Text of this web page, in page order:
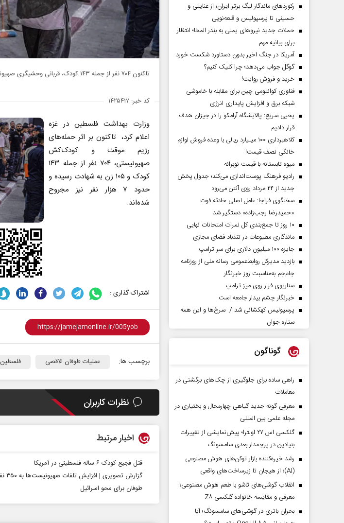
تاکنون ۷۰۴ نفر از جمله ۱۴۳ کودک، قربانی وحشیگری صهیونیست‌ها در حمله به نوار غزه شدند.
کد خبر: ۱۴۲۵۴۱۷
وزارت بهداشت فلسطین در غزه
اعلام کرد، تاکنون بر اثر حمله‌های
رژیم موقت و کودک‌کش
صهیونیستی، ۷۰۴ نفر از جمله ۱۴۳
کودک و ۱۰۵ زن به شهادت رسیده و
حدود ۷ هزار نفر نیز مجروح
شده‌اند.
اشتراک گذاری :
برچسب ها: عملیات طوفان الاقصی فلسطین
نظرات کاربران
اخبار مرتبط
قتل فجیع کودک ۶ ساله فلسطینی در آمریکا
گزارش تصویری | افزایش تلفات صهیونیست‌ها به ۳۵۰ نفر
طوفان برای محو اسرائیل
رکورد‌های ماندگار لیگ برتر ایران؛ از عنایتی و
حسینی تا پرسپولیس و قلعه‌نویی
حملات جدید نیروهای یمنی به بندر المخا؛ انتظار
برای بیانیه مهم
آمریکا در جنگ اخیر بدون دستاورد شکست خورد
گوگل جواب می‌دهد؛ چرا کلیک کنیم؟
خرید و فروش روایت!
فناوری کوانتومی چین برای مقابله با خاموشی
شبکه برق و افزایش پایداری انرژی
یحیی سریع: پالایشگاه آرامکو را در جیزان هدف
قرار دادیم
کلاهبرداری ۱۰۰ میلیارد ریالی با وعده فروش لوازم
خانگی نصف قیمت!
میوه تابستانه با قیمت نوبرانه
رادیو فرهنگ پوست‌اندازی می‌کند؛ جدول پخش
جدید از ۲۴ مرداد روی آنتن می‌رود
سخنگوی فراجا: عامل اصلی حادثه فوت
«حمیدرضا رجب‌زاده» دستگیر شد
۱۰ روز تا جمع‌بندی کل نمرات امتحانات نهایی
ماندگاری مطبوعات در تندباد فضای مجازی
جایزه ۱۰۰ میلیون دلاری برای سر ترامپ
بازدید مدیرکل روابط‌عمومی رسانه ملی از روزنامه
جام‌جم به‌مناسبت روز خبرنگار
سناریوی فرار روی میز ترامپ
خبرنگار چشم بیدار جامعه است
پرسپولیس کهکشانی شد / سرخ‌ها و این همه
ستاره جوان
گوناگون
راهی ساده برای جلوگیری از چک‌های برگشتی در
معاملات
معرفی گونه جدید گیاهی چهارمحال و بختیاری در
مجله علمی بین المللی
گلکسی اس ۲۷ اولترا؛ پیش‌نمایشی از تغییرات
بنیادین در پرچمدار بعدی سامسونگ
رشد خیره‌کننده بازار توکن‌های هوش مصنوعی
(AI)؛ از هیجان تا زیرساخت‌های واقعی
انقلاب گوشی‌های تاشو‌ با طعم هوش مصنوعی؛
معرفی و مقایسه خانواده گلکسی Z۸
بحران باتری در گوشی‌های سامسونگ؛ آیا